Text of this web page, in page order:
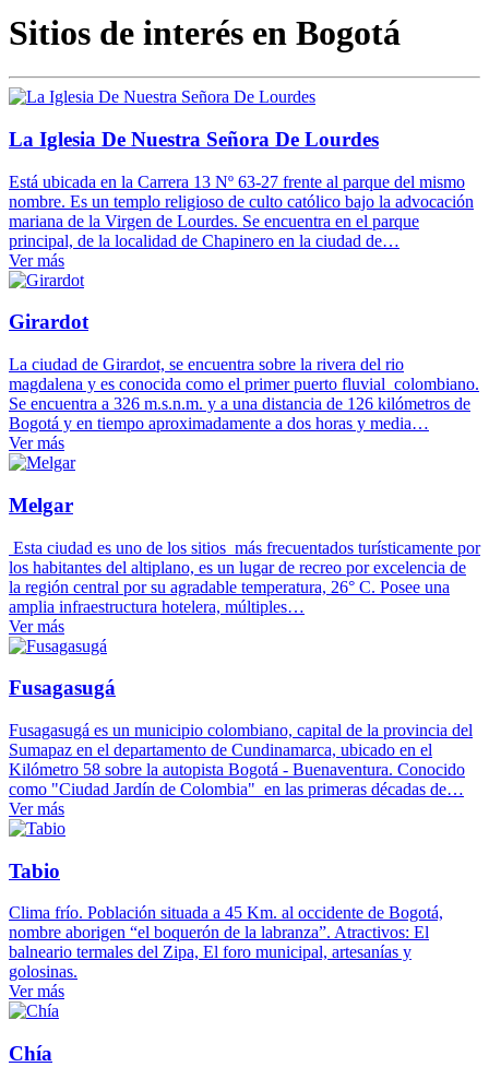
Sitios de interés en Bogotá
La Iglesia De Nuestra Señora De Lourdes
Está ubicada en la Carrera 13 Nº 63-27 frente al parque del mismo
nombre. Es un templo religioso de culto católico bajo la advocación
mariana de la Virgen de Lourdes. Se encuentra en el parque
principal, de la localidad de Chapinero en la ciudad de…
Ver más
Girardot
La ciudad de Girardot, se encuentra sobre la rivera del rio
magdalena y es conocida como el primer puerto fluvial colombiano.
Se encuentra a 326 m.s.n.m. y a una distancia de 126 kilómetros de
Bogotá y en tiempo aproximadamente a dos horas y media…
Ver más
Melgar
Esta ciudad es uno de los sitios más frecuentados turísticamente por
los habitantes del altiplano, es un lugar de recreo por excelencia de
la región central por su agradable temperatura, 26° C. Posee una
amplia infraestructura hotelera, múltiples…
Ver más
Fusagasugá
Fusagasugá es un municipio colombiano, capital de la provincia del
Sumapaz en el departamento de Cundinamarca, ubicado en el
Kilómetro 58 sobre la autopista Bogotá - Buenaventura. Conocido
como "Ciudad Jardín de Colombia" en las primeras décadas de…
Ver más
Tabio
Clima frío. Población situada a 45 Km. al occidente de Bogotá,
nombre aborigen “el boquerón de la labranza”. Atractivos: El
balneario termales del Zipa, El foro municipal, artesanías y
golosinas.
Ver más
Chía